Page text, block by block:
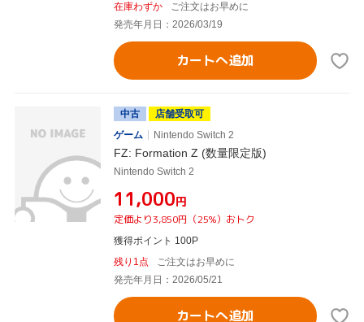
在庫わずか
ご注文はお早めに
発売年月日：2026/03/19
カートへ追加
中古
店舗受取可
ゲーム
Nintendo Switch 2
FZ: Formation Z (数量限定版)
Nintendo Switch 2
¥11,000円
定価より3,850円（25%）おトク
獲得ポイント 100P
残り1点
ご注文はお早めに
発売年月日：2026/05/21
カートへ追加